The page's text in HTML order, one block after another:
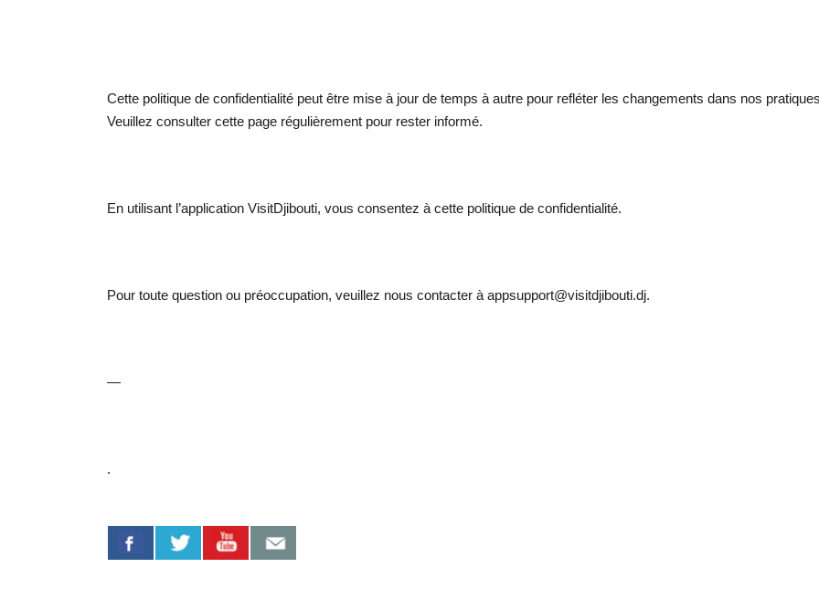
Cette politique de confidentialité peut être mise à jour de temps à autre pour refléter les changements dans nos
Veuillez consulter cette page régulièrement pour rester informé.
En utilisant l’application VisitDjibouti, vous consentez à cette politique de confidentialité.
Pour toute question ou préoccupation, veuillez nous contacter à appsupport@visitdjibouti.dj.
—
.